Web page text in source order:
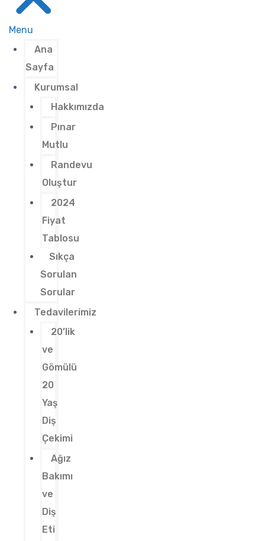
Menu
Ana
Sayfa
Kurumsal
Hakkımızda
Pınar
Mutlu
Randevu
Oluştur
2024
Fiyat
Tablosu
Sıkça
Sorulan
Sorular
Tedavilerimiz
20’lik
ve
Gömülü
20
Yaş
Diş
Çekimi
Ağız
Bakımı
ve
Diş
Eti